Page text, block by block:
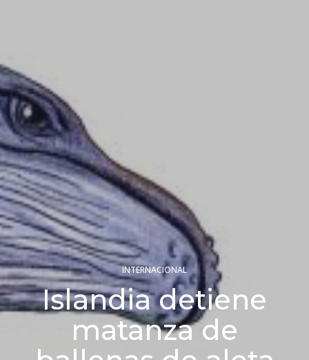
INTERNACIONAL
Islandia detiene
matanza de